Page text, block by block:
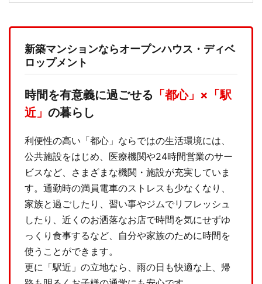
新築マンションならオープンハウス・ディベ
ロップメント
時間を有意義に過ごせる 「都心」×「駅
近」 の暮らし
利便性の高い「都心」ならではの生活環境には、
公共施設をはじめ、医療機関や24時間営業のサー
ビスなど、さまざまな機関・施設が充実していま
す。通勤時の満員電車のストレスも少なくなり、
家族と過ごしたり、習い事やジムでリフレッシュ
したり、近くのお洒落なお店で時間を気にせずゆ
っくり食事するなど、自分や家族のために時間を
使うことができます。
更に「駅近」の立地なら、雨の日も快適な上、帰